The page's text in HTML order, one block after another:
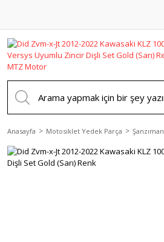
Anasayfa Motosiklet Yedek Parça Şanzıman